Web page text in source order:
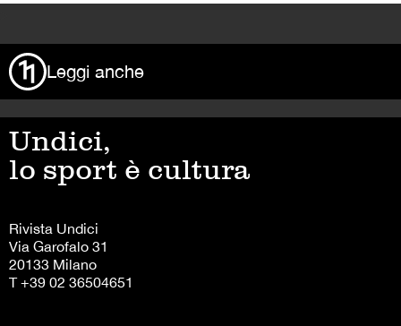
Leggi anche
Undici,
lo sport è cultura
Rivista Undici
Via Garofalo 31
20133 Milano
T +39 02 36504651